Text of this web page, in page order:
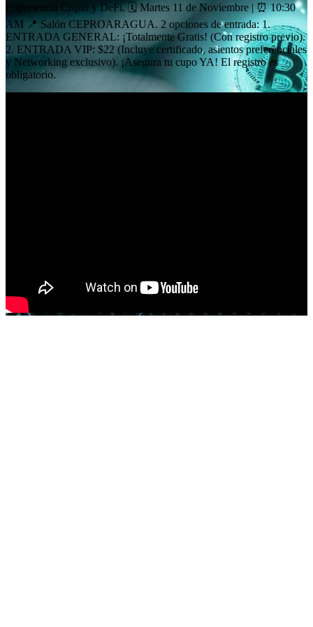
Experiencia Cripto y DeFi. 🗓️ Martes 11 de Noviembre | ⏰ 10:30
AM 📍 Salón CEPROARAGUA. 2 opciones de entrada: 1.
ENTRADA GENERAL: ¡Totalmente Gratis! (Con registro previo).
2. ENTRADA VIP: $22 (Incluye certificado, asientos preferenciales
y Networking exclusivo). ¡Asegura tu cupo YA! El registro es
obligatorio.